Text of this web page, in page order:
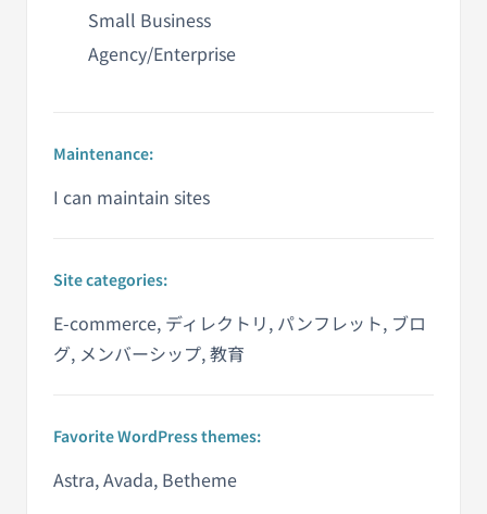
Small Business
Agency/Enterprise
Maintenance:
I can maintain sites
Site categories:
E-commerce, ディレクトリ, パンフレット, ブロ
グ, メンバーシップ, 教育
Favorite WordPress themes:
Astra, Avada, Betheme